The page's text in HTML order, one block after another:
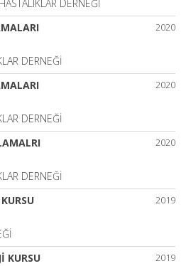
DERNEĞİ
2020
DERNEĞİ
2020
DERNEĞİ
2020
DERNEĞİ
2019
2019
KURSU